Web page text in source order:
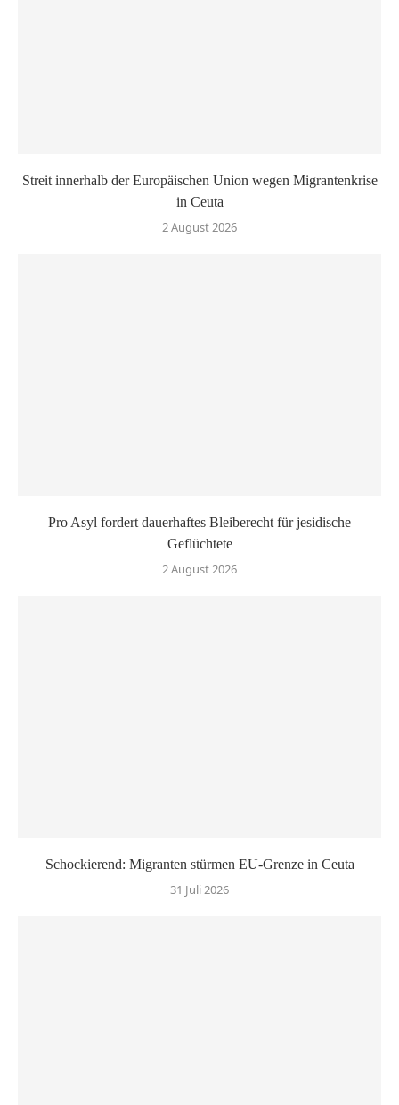
Streit innerhalb der Europäischen Union wegen Migrantenkrise
in Ceuta
2 August 2026
Pro Asyl fordert dauerhaftes Bleiberecht für jesidische
Geflüchtete
2 August 2026
Schockierend: Migranten stürmen EU-Grenze in Ceuta
31 Juli 2026